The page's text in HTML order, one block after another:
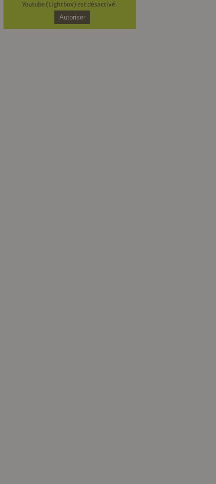
Youtube (Lightbox) est désactivé.
Autoriser